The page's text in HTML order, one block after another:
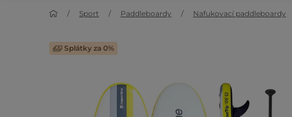
Sport Paddleboardy Nafukovací paddleboardy
Splátky za 0%